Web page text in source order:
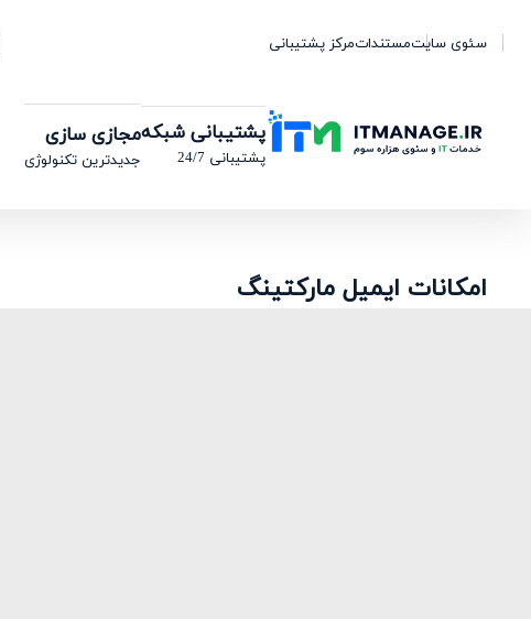
سئوی سایتمستنداتمرکز پشتیبانی
پشتیبانی شبکه
پشتیبانی 24/7
مجازی سازی
جدیدترین تکنولوژی
امکانات ایمیل مارکتینگ